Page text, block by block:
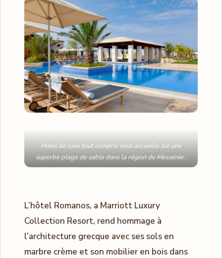
Hotel de luxe tout compris vous accueille sur une
superbe plage de sable dans la région de Messénie .
L’hôtel Romanos, a Marriott Luxury
Collection Resort, rend hommage à
l’architecture grecque avec ses sols en
marbre crème et son mobilier en bois dans